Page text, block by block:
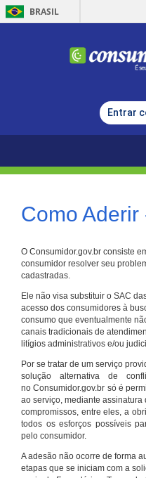
BRASIL
Entrar
Como Aderir
O Consumidor.gov.br consiste
consumidor resolver seu
cadastradas.
Ele não visa substituir o SAC
acesso dos consumidores à
consumo que eventualmente
canais tradicionais de
litígios administrativos e/ou
Por se tratar de um serviço
solução alternativa de
no Consumidor.gov.br só é
ao serviço, mediante
compromissos, entre eles, a
todos os esforços possíveis
pelo consumidor.
A adesão não ocorre de forma
etapas que se iniciam com a